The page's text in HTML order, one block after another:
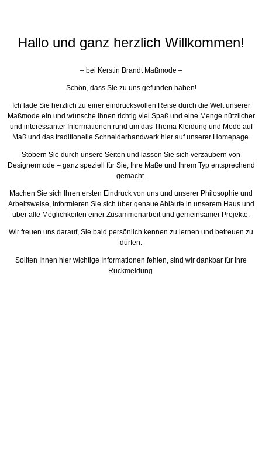
Hallo und ganz herzlich Willkommen!
– bei Kerstin Brandt Maßmode –
Schön, dass Sie zu uns gefunden haben!
Ich lade Sie herzlich zu einer eindrucksvollen Reise durch die Welt unserer
Maßmode ein und wünsche Ihnen richtig viel Spaß und eine Menge nützlicher
und interessanter Informationen rund um das Thema Kleidung und Mode auf
Maß und das traditionelle Schneiderhandwerk hier auf unserer Homepage.
Stöbern Sie durch unsere Seiten und lassen Sie sich verzaubern von
Designermode – ganz speziell für Sie, Ihre Maße und Ihrem Typ entsprechend
gemacht.
Machen Sie sich Ihren ersten Eindruck von uns und unserer Philosophie und
Arbeitsweise, informieren Sie sich über genaue Abläufe in unserem Haus und
über alle Möglichkeiten einer Zusammenarbeit und gemeinsamer Projekte.
Wir freuen uns darauf, Sie bald persönlich kennen zu lernen und betreuen zu
dürfen.
Sollten Ihnen hier wichtige Informationen fehlen, sind wir dankbar für Ihre
Rückmeldung.